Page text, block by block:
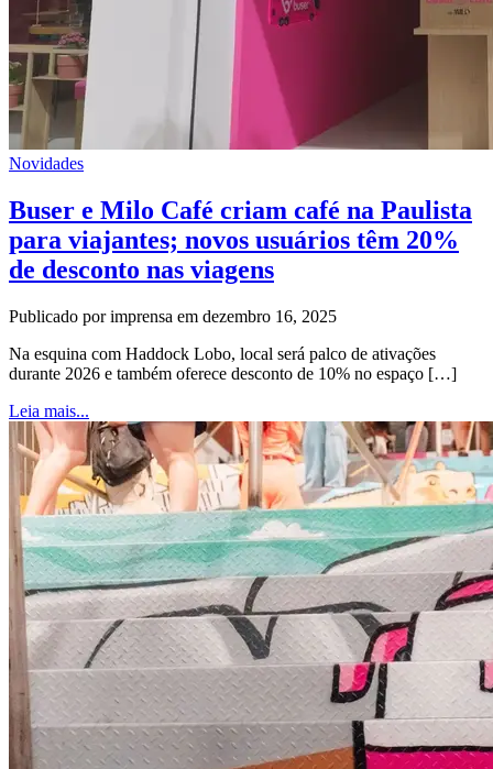
Novidades
Buser e Milo Café criam café na Paulista
para viajantes; novos usuários têm 20%
de desconto nas viagens
Publicado por imprensa em dezembro 16, 2025
Na esquina com Haddock Lobo, local será palco de ativações
durante 2026 e também oferece desconto de 10% no espaço […]
Leia mais...